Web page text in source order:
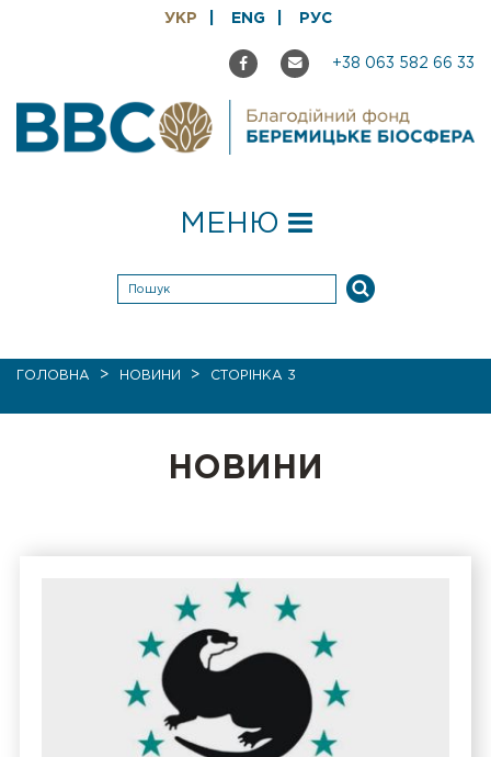
УКР ENG РУС
+38 063 582 66 33
МЕНЮ
ГОЛОВНА > НОВИНИ > СТОРІНКА 3
НОВИНИ